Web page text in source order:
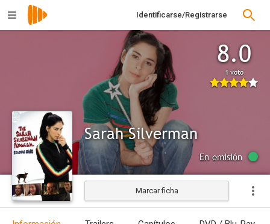
Identificarse/Registrarse
8.0
1 voto
Sarah Silverman
En emisión
Marcar ficha